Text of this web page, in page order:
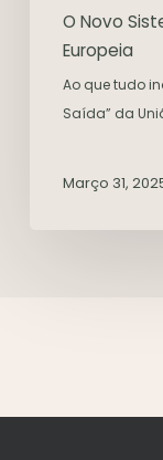
O Novo
Europeia
Ao que tudo
Saída” da
Março 31,